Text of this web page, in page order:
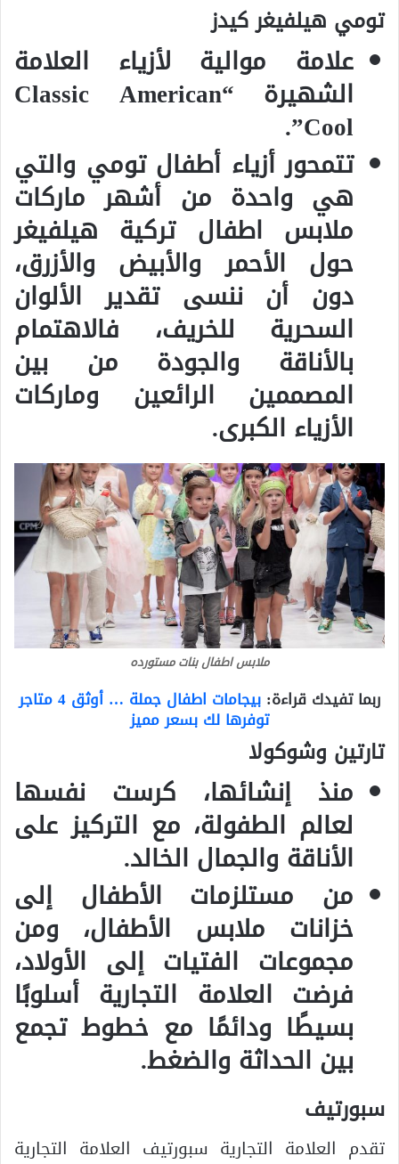
تومي هيلفيغر كيدز
علامة موالية لأزياء العلامة
الشهيرة “Classic American
Cool”.
تتمحور أزياء أطفال تومي والتي
هي واحدة من أشهر ماركات
ملابس اطفال تركية هيلفيغر
حول الأحمر والأبيض والأزرق،
دون أن ننسى تقدير الألوان
السحرية للخريف، فالاهتمام
بالأناقة والجودة من بين
المصممين الرائعين وماركات
الأزياء الكبرى.
ملابس اطفال بنات مستورده
ربما تفيدك قراءة: بيجامات اطفال جملة … أوثق 4 متاجر
توفرها لك بسعر مميز
تارتين وشوكولا
منذ إنشائها، كرست نفسها
لعالم الطفولة، مع التركيز على
الأناقة والجمال الخالد.
من مستلزمات الأطفال إلى
خزانات ملابس الأطفال، ومن
مجموعات الفتيات إلى الأولاد،
فرضت العلامة التجارية أسلوبًا
بسيطًا ودائمًا مع خطوط تجمع
بين الحداثة والضغط.
سبورتيف
تقدم العلامة التجارية سبورتيف العلامة التجارية